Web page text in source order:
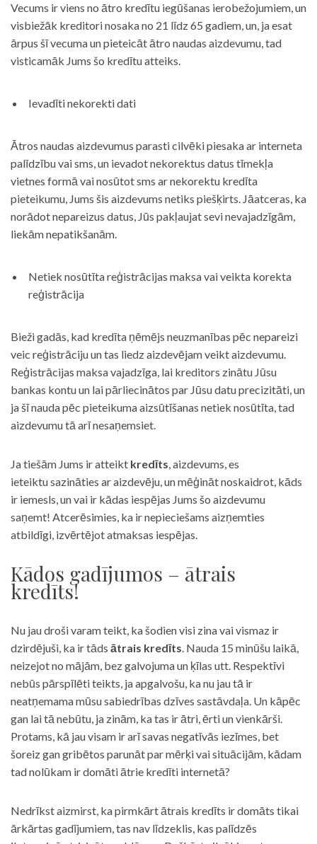
Vecums ir viens no ātro kredītu iegūšanas ierobežojumiem, un
visbiežāk kreditori nosaka no 21 līdz 65 gadiem, un, ja esat
ārpus šī vecuma un pieteicāt ātro naudas aizdevumu, tad
visticamāk Jums šo kredītu atteiks.
Ievadīti nekorekti dati
Ātros naudas aizdevumus parasti cilvēki piesaka ar interneta
palīdzību vai sms, un ievadot nekorektus datus tīmekļa
vietnes formā vai nosūtot sms ar nekorektu kredīta
pieteikumu, Jums šis aizdevums netiks piešķirts. Jāatceras, ka
norādot nepareizus datus, Jūs pakļaujat sevi nevajadzīgām,
liekām nepatikšanām.
Netiek nosūtīta reģistrācijas maksa vai veikta korekta
reģistrācija
Bieži gadās, kad kredīta ņēmējs neuzmanības pēc nepareizi
veic reģistrāciju un tas liedz aizdevējam veikt aizdevumu.
Reģistrācijas maksa vajadzīga, lai kreditors zinātu Jūsu
bankas kontu un lai pārliecinātos par Jūsu datu precizitāti, un
ja šī nauda pēc pieteikuma aizsūtīšanas netiek nosūtīta, tad
aizdevumu tā arī nesaņemsiet.
Ja tiešām Jums ir atteikt kredīts, aizdevums, es
ieteiktu sazināties ar aizdevēju, un mēģināt noskaidrot, kāds
ir iemesls, un vai ir kādas iespējas Jums šo aizdevumu
saņemt! Atcerēsimies, ka ir nepieciešams aizņemties
atbildīgi, izvērtējot atmaksas iespējas.
Kādos gadījumos – ātrais
kredīts!
Nu jau droši varam teikt, ka šodien visi zina vai vismaz ir
dzirdējuši, ka ir tāds ātrais kredīts. Nauda 15 minūšu laikā,
neizejot no mājām, bez galvojuma un ķīlas utt. Respektīvi
nebūs pārspīlēti teikts, ja apgalvošu, ka nu jau tā ir
neatņemama mūsu sabiedrības dzīves sastāvdaļa. Un kāpēc
gan lai tā nebūtu, ja zinām, ka tas ir ātri, ērti un vienkārši.
Protams, kā jau visam ir arī savas negatīvās iezīmes, bet
šoreiz gan gribētos parunāt par mērķi vai situācijām, kādam
tad nolūkam ir domāti ātrie kredīti internetā?
Nedrīkst aizmirst, ka pirmkārt ātrais kredīts ir domāts tikai
ārkārtas gadījumiem, tas nav līdzeklis, kas palīdzēs